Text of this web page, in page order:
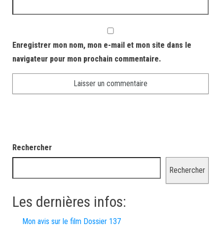
Enregistrer mon nom, mon e-mail et mon site dans le
navigateur pour mon prochain commentaire.
Rechercher
Rechercher
Les dernières infos:
Mon avis sur le film Dossier 137